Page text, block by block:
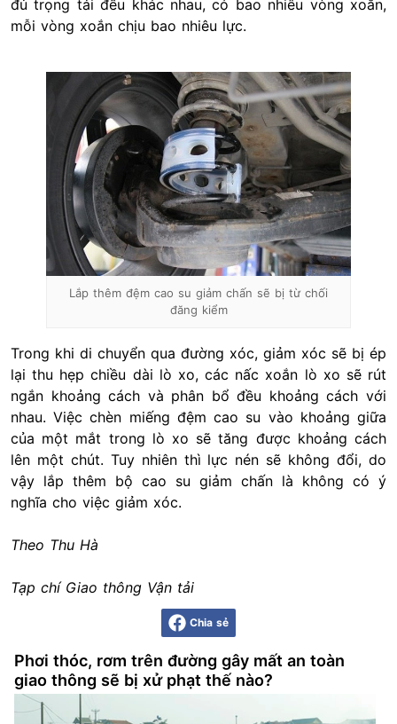
đủ trọng tải đều khác nhau, có bao nhiêu vòng xoắn,
mỗi vòng xoắn chịu bao nhiêu lực.
Lắp thêm đệm cao su giảm chấn sẽ bị từ chối
đăng kiểm
Trong khi di chuyển qua đường xóc, giảm xóc sẽ bị ép
lại thu hẹp chiều dài lò xo, các nấc xoắn lò xo sẽ rút
ngắn khoảng cách và phân bổ đều khoảng cách với
nhau. Việc chèn miếng đệm cao su vào khoảng giữa
của một mắt trong lò xo sẽ tăng được khoảng cách
lên một chút. Tuy nhiên thì lực nén sẽ không đổi, do
vậy lắp thêm bộ cao su giảm chấn là không có ý
nghĩa cho việc giảm xóc.
Theo Thu Hà
Tạp chí Giao thông Vận tải
Chia sẻ
Phơi thóc, rơm trên đường gây mất an toàn
giao thông sẽ bị xử phạt thế nào?